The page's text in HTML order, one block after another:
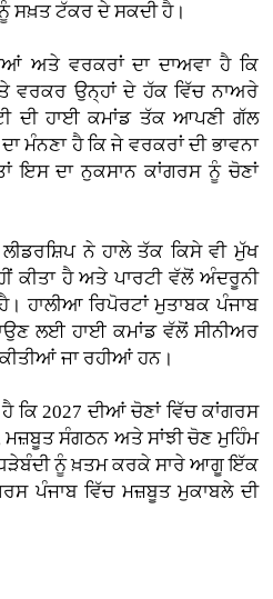
ਸਖ਼ਤ ਟੱਕਰ ਦੇ ਸਕਦੀ ਹੈ।
ਅਤੇ ਵਰਕਰਾਂ ਦਾ ਦਾਅਵਾ ਹੈ ਕਿ
ਵਰਕਰ ਉਨ੍ਹਾਂ ਦੇ ਹੱਕ ਵਿੱਚ ਨਾਅਰੇ
ਦੀ ਹਾਈ ਕਮਾਂਡ ਤੱਕ ਆਪਣੀ ਗੱਲ
ਮੰਨਣਾ ਹੈ ਕਿ ਜੇ ਵਰਕਰਾਂ ਦੀ ਭਾਵਨਾ
ਇਸ ਦਾ ਨੁਕਸਾਨ ਕਾਂਗਰਸ ਨੂੰ ਚੋਣਾਂ
ਨੇ ਹਾਲੇ ਤੱਕ ਕਿਸੇ ਵੀ ਮੁੱਖ
ਕੀਤਾ ਹੈ ਅਤੇ ਪਾਰਟੀ ਵੱਲੋਂ ਅੰਦਰੂਨੀ
ਹਾਲੀਆ ਰਿਪੋਰਟਾਂ ਮੁਤਾਬਕ ਪੰਜਾਬ
ਲਈ ਹਾਈ ਕਮਾਂਡ ਵੱਲੋਂ ਸੀਨੀਅਰ
ਜਾ ਰਹੀਆਂ ਹਨ।
ਕਿ 2027 ਦੀਆਂ ਚੋਣਾਂ ਵਿੱਚ ਕਾਂਗਰਸ
ਮਜ਼ਬੂਤ ਸੰਗਠਨ ਅਤੇ ਸਾਂਝੀ ਚੋਣ ਮੁਹਿੰਮ
ਨੂੰ ਖ਼ਤਮ ਕਰਕੇ ਸਾਰੇ ਆਗੂ ਇੱਕ
ਪੰਜਾਬ ਵਿੱਚ ਮਜ਼ਬੂਤ ਮੁਕਾਬਲੇ ਦੀ